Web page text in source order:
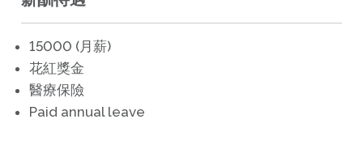
15000 (月薪)
花紅獎金
醫療保險
Paid annual leave